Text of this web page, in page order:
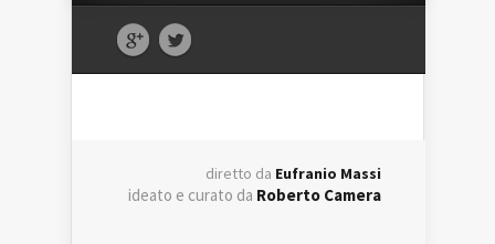
diretto da Eufranio Massi
ideato e curato da Roberto Camera